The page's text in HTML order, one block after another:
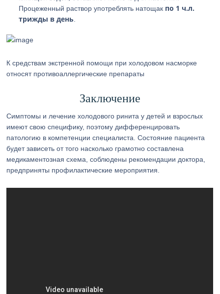
Процеженный раствор употреблять натощак по 1 ч.л.
трижды в день
К средствам экстренной помощи при холодовом насморке
относят противоаллергические препараты
Заключение
Симптомы и лечение холодового ринита у детей и взрослых
имеют свою специфику, поэтому дифференцировать
патологию в компетенции специалиста. Состояние пациента
будет зависеть от того насколько грамотно составлена
медикаментозная схема, соблюдены рекомендации доктора,
предприняты профилактические мероприятия.